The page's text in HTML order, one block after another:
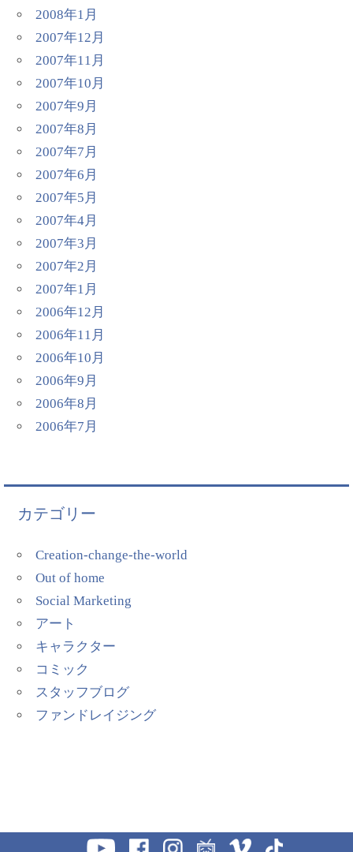
2008年1月
2007年12月
2007年11月
2007年10月
2007年9月
2007年8月
2007年7月
2007年6月
2007年5月
2007年4月
2007年3月
2007年2月
2007年1月
2006年12月
2006年11月
2006年10月
2006年9月
2006年8月
2006年7月
カテゴリー
Creation-change-the-world
Out of home
Social Marketing
アート
キャラクター
コミック
スタッフブログ
ファンドレイジング